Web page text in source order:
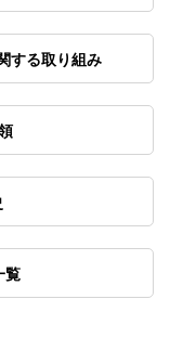
する取り組み
覧